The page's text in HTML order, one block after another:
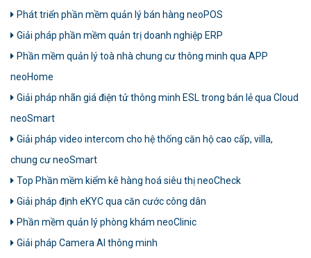
Phát triển phần mềm quản lý bán hàng neoPOS
Giải pháp phần mềm quản trị doanh nghiệp ERP
Phần mềm quản lý toà nhà chung cư thông minh qua APP
neoHome
Giải pháp nhãn giá điện tử thông minh ESL trong bán lẻ qua Cloud
neoSmart
Giải pháp video intercom cho hệ thống căn hộ cao cấp, villa,
chung cư neoSmart
Top Phần mềm kiểm kê hàng hoá siêu thị neoCheck
Giải pháp định eKYC qua căn cước công dân
Phần mềm quản lý phòng khám neoClinic
Giải pháp Camera AI thông minh